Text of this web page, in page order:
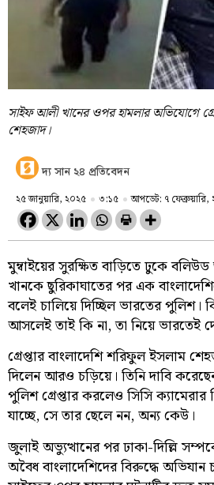
সাইফ আলী খানের ওপর হামলার অভিযোগে
শেহজাদ।
দ্য সান ২৪ প্রতিবেদন
২৫ জানুয়ারি, ২০২৫ ৩:১৫ আপডেট: ৭ ফেব্রুয়ারি,
মুম্বাইয়ের সুরক্ষিত বাড়িতে ঢুকে
খানকে ছুরিকাঘাতের পর এক
বলেই চালিয়ে দিচ্ছিল ভারতের পুলিশ।
আসলেই তাই কি না, তা নিয়ে ভারতেই
গ্রেপ্তার বাংলাদেশি শরিফুল ইসলাম
দিলেন আরও চড়িয়ে। তিনি দাবি
পুলিশ গ্রেপ্তার করলেও সিসি
যাচ্ছে, সে তার ছেলে নন, অন্য কেউ।
জুলাই অভ্যুত্থানের পর ঢাকা-দিল্লি
অবৈধ বাংলাদেশিদের বিরুদ্ধে অভিযান